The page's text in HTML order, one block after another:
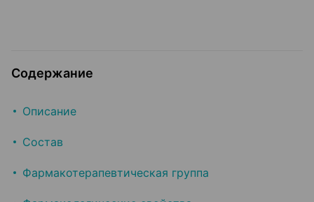
Содержание
Описание
Состав
Фармакотерапевтическая группа